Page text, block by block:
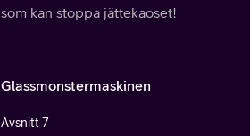
som kan stoppa jättekaoset!
Glassmonstermaskinen
Avsnitt 7